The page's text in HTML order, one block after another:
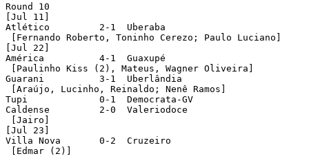
Round 10
[Jul 11]
Atlético	 2-1  Uberaba
[Fernando Roberto, Toninho Cerezo; Paulo Luciano]
[Jul 22]
América		 4-1  Guaxupé
[Paulinho Kiss (2), Mateus, Wagner Oliveira]
Guarani		 3-1  Uberlândia
[Araújo, Lucinho, Reinaldo; Nenê Ramos]
Tupi 	 	 0-1  Democrata-GV
Caldense	 2-0  Valeriodoce
[Jairo]
[Jul 23]
Villa Nova	 0-2  Cruzeiro
[Edmar (2)]